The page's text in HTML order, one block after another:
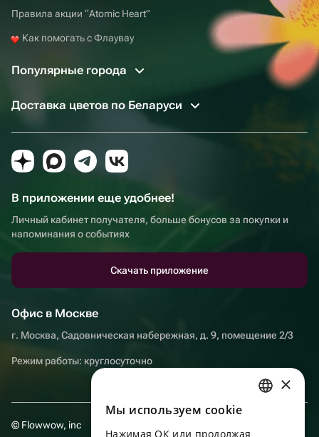
Правила акции “Atomic Heart”
Как помогать с Флаувау
Популярные города
Доставка цветов по Беларуси
В приложении еще удобнее!
Личный кабинет получателя, больше бонусов за покупки и
напоминания о событиях
Скачать приложение
Офис в Москве
г. Москва, Садовническая набережная, д. 9, помещение 2/3
Режим работы: круглосуточно
© Flowwow, inc
×
Мы используем сookie
Нажимая ОК или продолжая